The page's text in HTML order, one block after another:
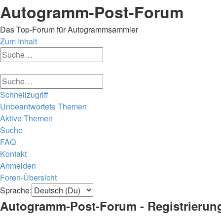
Autogramm-Post-Forum
Das Top-Forum für Autogrammsammler
Zum Inhalt
Schnellzugriff
Unbeantwortete Themen
Aktive Themen
Suche
FAQ
Kontakt
Anmelden
Foren-Übersicht
Suche
Sprache:
Autogramm-Post-Forum -